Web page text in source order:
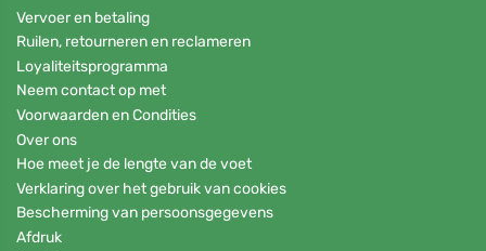
Vervoer en betaling
Ruilen, retourneren en reclameren
Loyaliteitsprogramma
Neem contact op met
Voorwaarden en Condities
Over ons
Hoe meet je de lengte van de voet
Verklaring over het gebruik van cookies
Bescherming van persoonsgegevens
Afdruk